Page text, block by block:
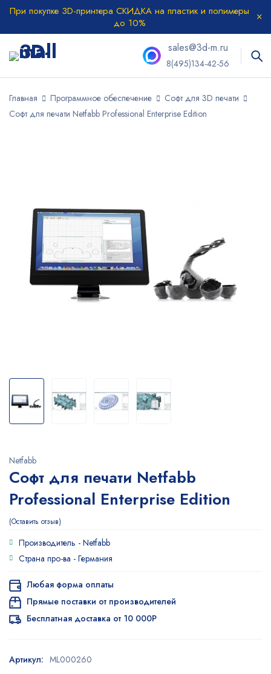
При покупке 3D-принтера СКИДКА на пластик и полимеры
до 10%
sales@3d-m.ru
8(495)134-42-56
Главная Программное обеспечение
Софт для 3D печати
Софт для печати Netfabb Professional Enterprise Edition
Netfabb
Софт для печати Netfabb
Professional Enterprise Edition
Оставить отзыв
Производитель - Netfabb
Страна про-ва - Германия
Любая форма оплаты
Прямые поставки от производителей
Бесплатная доставка от 10 000Р
Артикул: ML000260